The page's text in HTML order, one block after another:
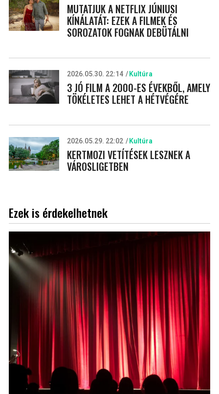
MUTATJUK A NETFLIX JÚNIUSI
KÍNÁLATÁT: EZEK A FILMEK ÉS
SOROZATOK FOGNAK DEBÜTÁLNI
2026.05.30. 22:14 Kultúra
3 JÓ FILM A 2000-ES ÉVEKBŐL, AMELY
TÖKÉLETES LEHET A HÉTVÉGÉRE
2026.05.29. 22:02 Kultúra
KERTMOZI VETÍTÉSEK LESZNEK A
VÁROSLIGETBEN
Ezek is érdekelhetnek